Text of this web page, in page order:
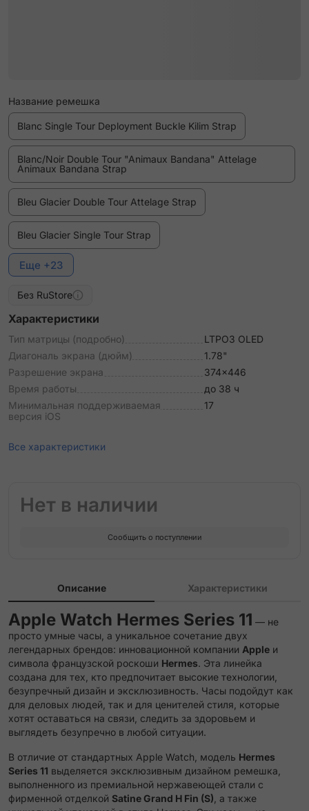
Название ремешка
Blanc Single Tour Deployment Buckle Kilim Strap
Blanc/Noir Double Tour "Animaux Bandana" Attelage
Animaux Bandana Strap
Bleu Glacier Double Tour Attelage Strap
Bleu Glacier Single Tour Strap
Bleu Lin Double Tour Attelage Strap
Bleu Lin Single Tour Strap
Bleu Pastel Single Tour Deployment Buckle Kilim Strap
Bleu du Nord/Noir Double Tour "Animaux Bandana"
Attelage Animaux Bandana Strap
Bordeaux Single Tour Deployment Buckle Kilim Strap
Craie Double Tour Hapi Strap
Etoupe Single Tour Attelage Strap
Etoupe Single Tour Strap
Gold Double Tour Hapi Strap
Gold Single Tour Attelage Strap
Gold/Ecru Single Tour Toile H Strap
Gris Single Tour Deployment Buckle Kilim Strap
Gris Single Tour Grand H Fin Strap
Gris Single Tour Grand H Strap
Еще +23
Без RuStore
Характеристики
Тип матрицы (подробно)
LTPO3 OLED
Диагональ экрана (дюйм)
1.78"
Разрешение экрана
374x446
Время работы
до 38 ч
Минимальная поддерживаемая
версия iOS
17
Все характеристики
Нет в наличии
Сообщить о поступлении
Описание Характеристики
Apple Watch Hermes Series 11 — не
просто умные часы, а уникальное сочетание двух
легендарных брендов: инновационной компании Apple и
символа французской роскоши Hermes. Эта линейка
создана для тех, кто предпочитает высокие технологии,
безупречный дизайн и эксклюзивность. Часы подойдут как
для деловых людей, так и для ценителей стиля, которые
хотят оставаться на связи, следить за здоровьем и
выглядеть безупречно в любой ситуации.
В отличие от стандартных Apple Watch, модель Hermes
Series 11 выделяется эксклюзивным дизайном ремешка,
выполненного из премиальной нержавеющей стали с
фирменной отделкой Satine Grand H Fin (S) , а также